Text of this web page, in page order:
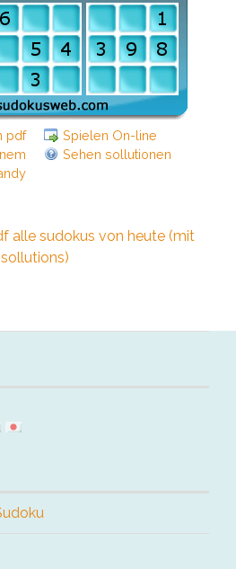
pdf
Spielen On-line
Sehen sollutionen
alle sudokus von heute (mit
sollutions)